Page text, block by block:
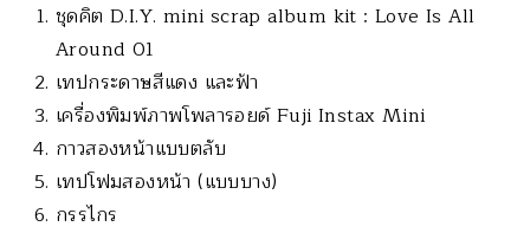
ชุดคิต D.I.Y. mini scrap album kit : Love Is All
Around 01
เทปกระดาษสีแดง และฟ้า
เครื่องพิมพ์ภาพโพลารอยด์ Fuji Instax Mini
กาวสองหน้าแบบตลับ
เทปโฟมสองหน้า (แบบบาง)
กรรไกร